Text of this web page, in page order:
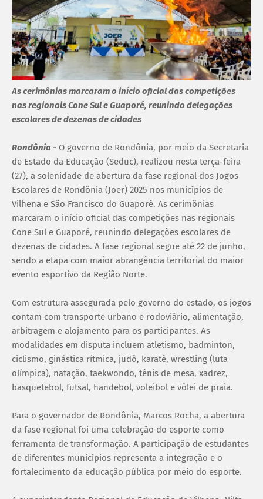
As cerimônias marcaram o início oficial das competições
nas regionais Cone Sul e Guaporé, reunindo delegações
escolares de dezenas de cidades
Rondônia - O governo de Rondônia, por meio da Secretaria
de Estado da Educação (Seduc), realizou nesta terça-feira
(27), a solenidade de abertura da fase regional dos Jogos
Escolares de Rondônia (Joer) 2025 nos municípios de
Vilhena e São Francisco do Guaporé. As cerimônias
marcaram o início oficial das competições nas regionais
Cone Sul e Guaporé, reunindo delegações escolares de
dezenas de cidades. A fase regional segue até 22 de junho,
sendo a etapa com maior abrangência territorial do maior
evento esportivo da Região Norte.
Com estrutura assegurada pelo governo do estado, os jogos
contam com transporte urbano e rodoviário, alimentação,
arbitragem e alojamento para os participantes. As
modalidades em disputa incluem atletismo, badminton,
ciclismo, ginástica rítmica, judô, karatê, wrestling (luta
olímpica), natação, taekwondo, tênis de mesa, xadrez,
basquetebol, futsal, handebol, voleibol e vôlei de praia.
Para o governador de Rondônia, Marcos Rocha, a abertura
da fase regional foi uma celebração do esporte como
ferramenta de transformação. A participação de estudantes
de diferentes municípios representa a integração e o
fortalecimento da educação pública por meio do esporte.